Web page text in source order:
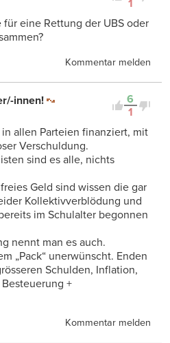
1
für eine Rettung der UBS oder
Kommentar melden
6
1
innen!
allen Parteien finanziert, mit
Verschuldung.
sind es alle, nichts
Geld sind wissen die gar
Kollektivverblödung und
im Schulalter begonnen
nennt man es auch.
„Pack“ unerwünscht. Enden
Schulden, Inflation,
+
Kommentar melden